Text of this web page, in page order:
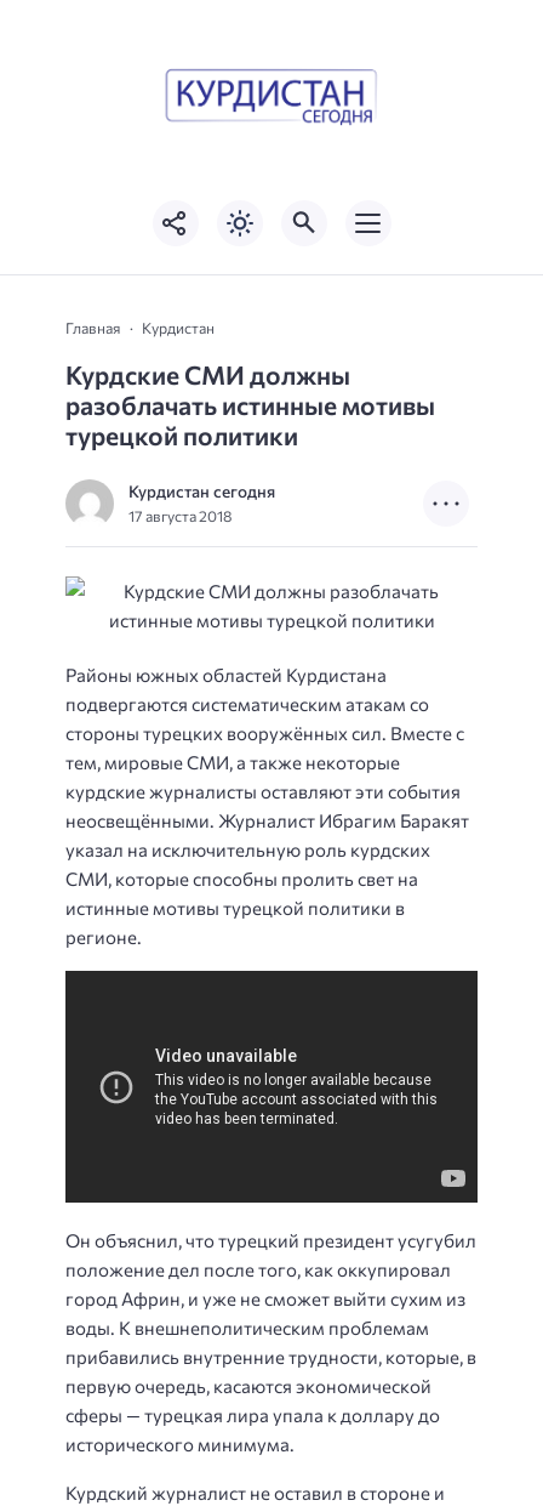
Главная Курдистан
Курдские СМИ должны
разоблачать истинные мотивы
турецкой политики
Курдистан сегодня
17 августа 2018
Районы южных областей Курдистана
подвергаются систематическим атакам со
стороны турецких вооружённых сил. Вместе с
тем, мировые СМИ, а также некоторые
курдские журналисты оставляют эти события
неосвещёнными. Журналист Ибрагим Баракят
указал на исключительную роль курдских
СМИ, которые способны пролить свет на
истинные мотивы турецкой политики в
регионе.
Он объяснил, что турецкий президент усугубил
положение дел после того, как оккупировал
город Африн, и уже не сможет выйти сухим из
воды. К внешнеполитическим проблемам
прибавились внутренние трудности, которые, в
первую очередь, касаются экономической
сферы — турецкая лира упала к доллару до
исторического минимума.
Курдский журналист не оставил в стороне и